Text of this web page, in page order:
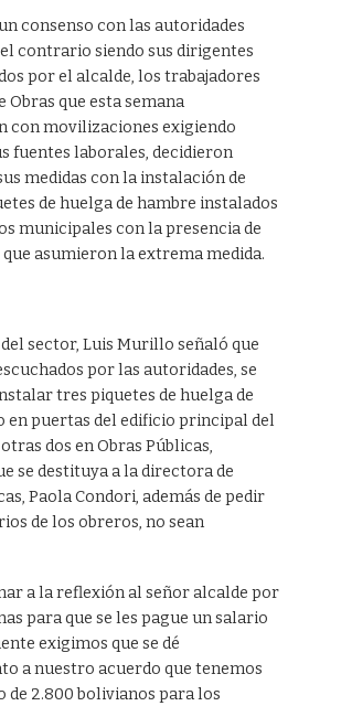
consenso con las autoridades
contrario siendo sus dirigentes
por el alcalde, los trabajadores
Obras que esta semana
con movilizaciones exigiendo
fuentes laborales, decidieron
medidas con la instalación de
de huelga de hambre instalados
municipales con la presencia de
que asumieron la extrema medida.
sector, Luis Murillo señaló que
por las autoridades, se
tres piquetes de huelga de
en puertas del edificio principal del
dos en Obras Públicas,
se destituya a la directora de
Paola Condori, además de pedir
de los obreros, no sean
a la reflexión al señor alcalde por
para que se les pague un salario
exigimos que se dé
a nuestro acuerdo que tenemos
de 2.800 bolivianos para los